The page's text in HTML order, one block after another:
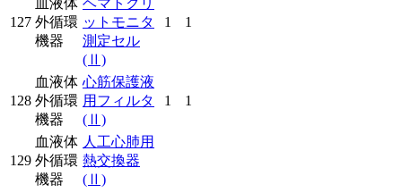
127
血液体
外循環
機器
ヘマトクリ
ットモニタ
測定セル
(Ⅱ)
1 1
128
血液体
外循環
機器
心筋保護液
用フィルタ
(Ⅱ)
1 1
129
血液体
外循環
機器
人工心肺用
熱交換器
(Ⅱ)